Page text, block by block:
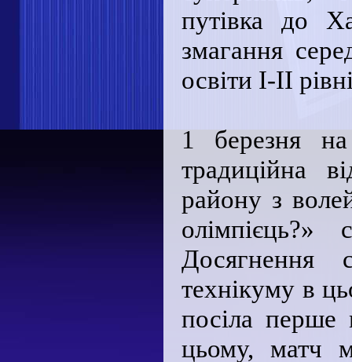
путівка до
змагання
освіти I-II
1 березня на
традиційна
району з
Досягнення
технікуму в
посіла перше
цьому, матч